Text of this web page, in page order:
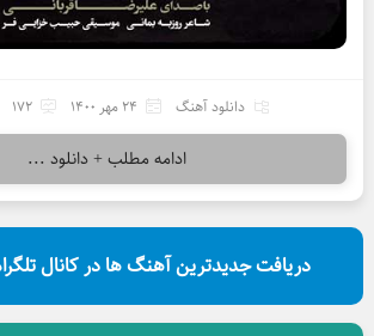
دانلود آهنگ 24 مهر 1400 172
ادامه مطلب + دانلود ...
دریافت جدیدترین آهنگ ها در کانال